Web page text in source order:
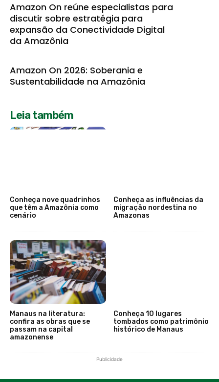
Amazon On reúne especialistas para
discutir sobre estratégia para
expansão da Conectividade Digital
da Amazônia
Amazon On 2026: Soberania e
Sustentabilidade na Amazônia
Leia também
Conheça nove quadrinhos
que têm a Amazônia como
cenário
Conheça as influências da
migração nordestina no
Amazonas
Manaus na literatura:
confira as obras que se
passam na capital
amazonense
Conheça 10 lugares
tombados como patrimônio
histórico de Manaus
Publicidade